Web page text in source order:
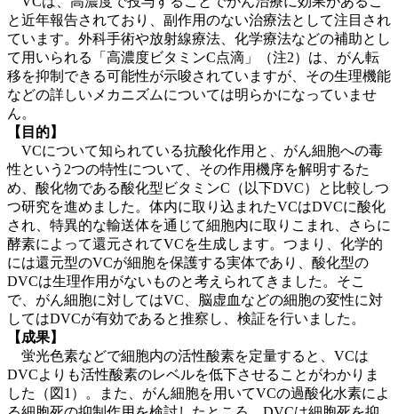
と近年報告されており、副作用のない治療法として注目され
ています。外科手術や放射線療法、化学療法などの補助とし
て用いられる「高濃度ビタミンC点滴」（注2）は、がん転
移を抑制できる可能性が示唆されていますが、その生理機能
などの詳しいメカニズムについては明らかになっていませ
ん。
【目的】
VCについて知られている抗酸化作用と、がん細胞への毒
性という2つの特性について、その作用機序を解明するた
め、酸化物である酸化型ビタミンC（以下DVC）と比較しつ
つ研究を進めました。体内に取り込まれたVCはDVCに酸化
され、特異的な輸送体を通じて細胞内に取りこまれ、さらに
酵素によって還元されてVCを生成します。つまり、化学的
には還元型のVCが細胞を保護する実体であり、酸化型の
DVCは生理作用がないものと考えられてきました。そこ
で、がん細胞に対してはVC、脳虚血などの細胞の変性に対
してはDVCが有効であると推察し、検証を行いました。
【成果】
蛍光色素などで細胞内の活性酸素を定量すると、VCは
DVCよりも活性酸素のレベルを低下させることがわかりま
した（図1）。また、がん細胞を用いてVCの過酸化水素によ